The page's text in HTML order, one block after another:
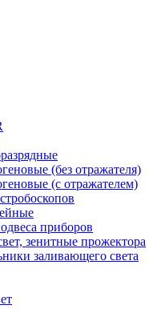
(без отражателя)
(с отражателем)
приборов
зенитные прожектора
заливающего света